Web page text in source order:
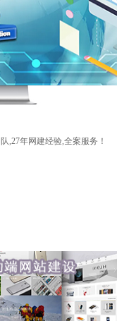
,27年网建经验,全案服务！